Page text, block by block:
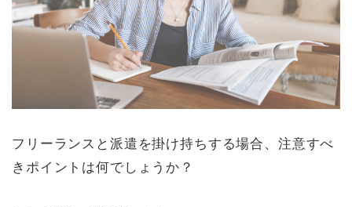
フリーランスと派遣を掛け持ちする場合、注意すべ
きポイントは何でしょうか？